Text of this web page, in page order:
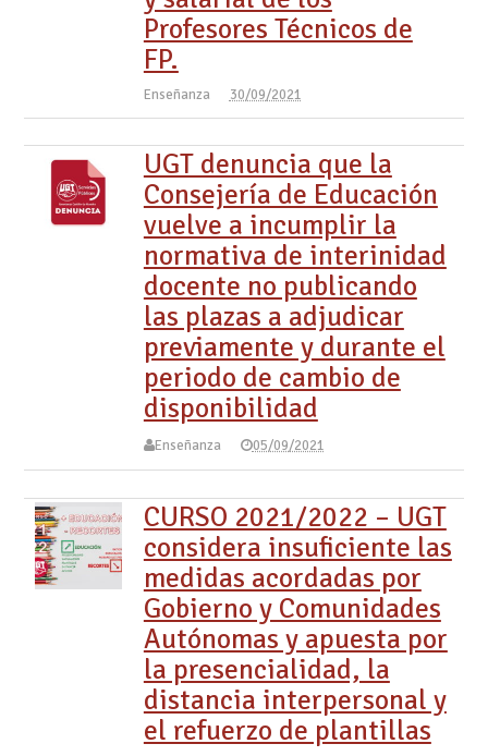
Profesores Técnicos de
FP.
Enseñanza 30/09/2021
UGT denuncia que la
Consejería de Educación
vuelve a incumplir la
normativa de interinidad
docente no publicando
las plazas a adjudicar
previamente y durante el
periodo de cambio de
disponibilidad
Enseñanza 05/09/2021
CURSO 2021/2022 – UGT
considera insuficiente las
medidas acordadas por
Gobierno y Comunidades
Autónomas y apuesta por
la presencialidad, la
distancia interpersonal y
el refuerzo de plantillas